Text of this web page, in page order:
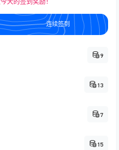
连续签到
9
13
7
15